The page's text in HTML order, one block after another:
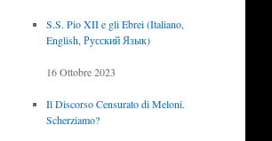
S.S. Pio XII e gli Ebrei (Italiano,
English, Русский Язык)
16 Ottobre 2023
Il Discorso Censurato di Meloni.
Scherziamo?